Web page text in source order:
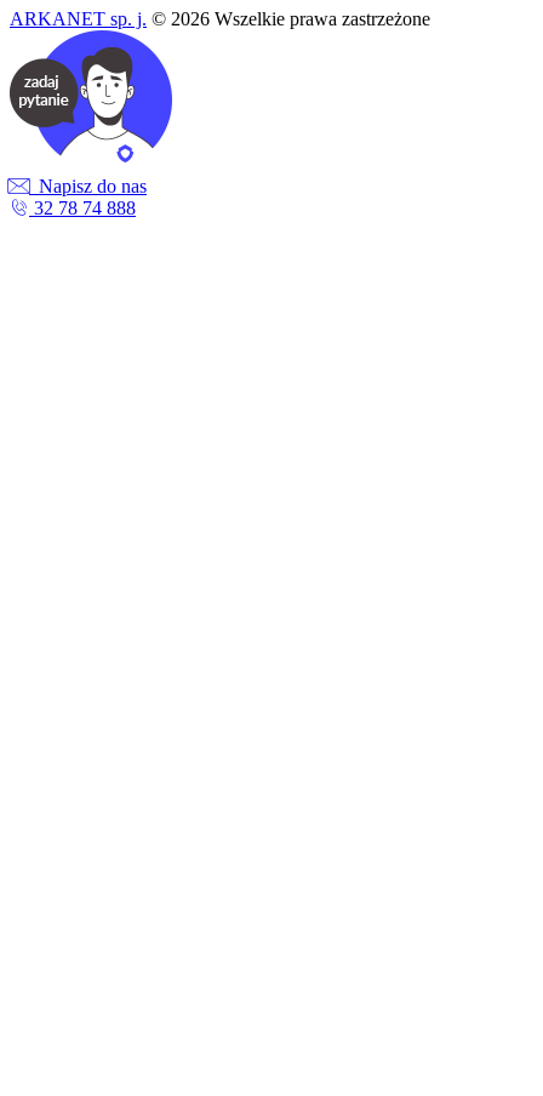
ARKANET sp. j. © 2026 Wszelkie prawa zastrzeżone
Napisz do nas
32 78 74 888